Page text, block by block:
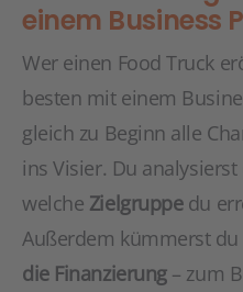
einem Business
Wer einen Food Truck
besten mit einem
gleich zu Beginn alle
ins Visier. Du
welche Zielgruppedu
Außerdem kümmerst
die Finanzierung– zum